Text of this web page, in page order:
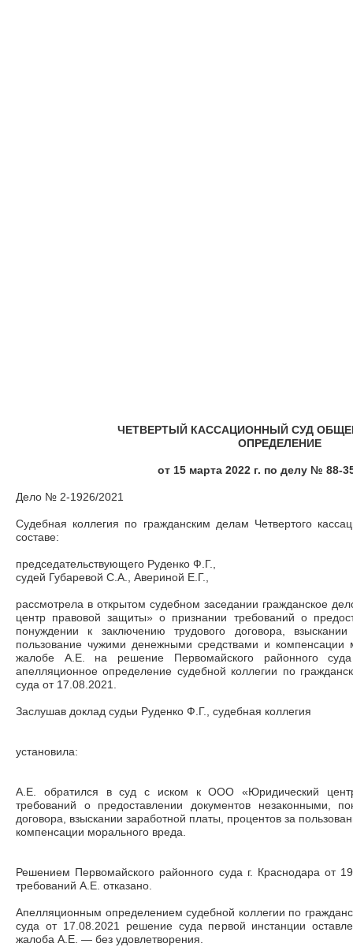
ЧЕТВЕРТЫЙ КАССАЦИОННЫЙ СУД
ОПРЕДЕЛЕНИЕ
от 15 марта 2022 г. по делу № 88-
Дело № 2-1926/2021
Судебная коллегия по гражданским делам Четвертого
составе:
председательствующего Руденко Ф.Г.,
судей Губаревой С.А., Авериной Е.Г.,
рассмотрела в открытом судебном заседании гражданское
центр правовой защиты» о признании требований о
понуждении к заключению трудового договора,
пользование чужими денежными средствами и компенсации
жалобе А.Е. на решение Первомайского районного
апелляционное определение судебной коллегии по
суда от 17.08.2021.
Заслушав доклад судьи Руденко Ф.Г., судебная коллегия
установила:
А.Е. обратился в суд с иском к ООО «Юридический
требований о предоставлении документов незаконными,
договора, взыскании заработной платы, процентов за
компенсации морального вреда.
Решением Первомайского районного суда г. Краснодара от
требований А.Е. отказано.
Апелляционным определением судебной коллегии по
суда от 17.08.2021 решение суда первой инстанции
жалоба А.Е. — без удовлетворения.